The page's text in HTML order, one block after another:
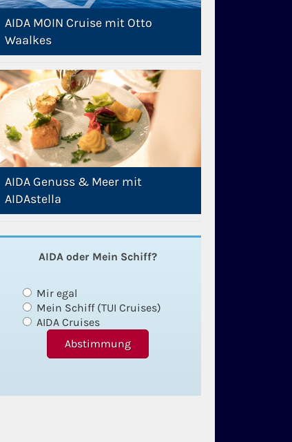
AIDA MOIN Cruise mit Otto
Waalkes
AIDA Genuss & Meer mit
AIDAstella
AIDA oder Mein Schiff?
Mir egal
Mein Schiff (TUI Cruises)
AIDA Cruises